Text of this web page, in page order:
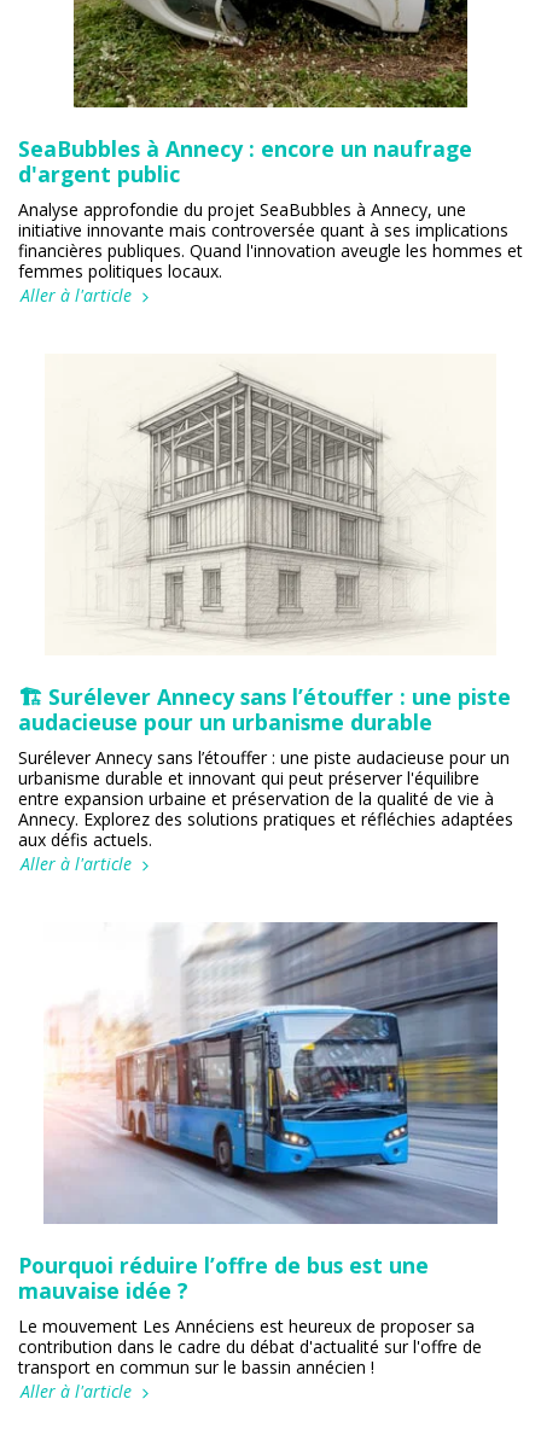
SeaBubbles à Annecy : encore un naufrage
d'argent public
Analyse approfondie du projet SeaBubbles à Annecy, une
initiative innovante mais controversée quant à ses implications
financières publiques. Quand l'innovation aveugle les hommes et
femmes politiques locaux.
Aller à l'article
🏗️ Surélever Annecy sans l’étouffer : une piste
audacieuse pour un urbanisme durable
Surélever Annecy sans l’étouffer : une piste audacieuse pour un
urbanisme durable et innovant qui peut préserver l'équilibre
entre expansion urbaine et préservation de la qualité de vie à
Annecy. Explorez des solutions pratiques et réfléchies adaptées
aux défis actuels.
Aller à l'article
Pourquoi réduire l’offre de bus est une
mauvaise idée ?
Le mouvement Les Annéciens est heureux de proposer sa
contribution dans le cadre du débat d'actualité sur l'offre de
transport en commun sur le bassin annécien !
Aller à l'article